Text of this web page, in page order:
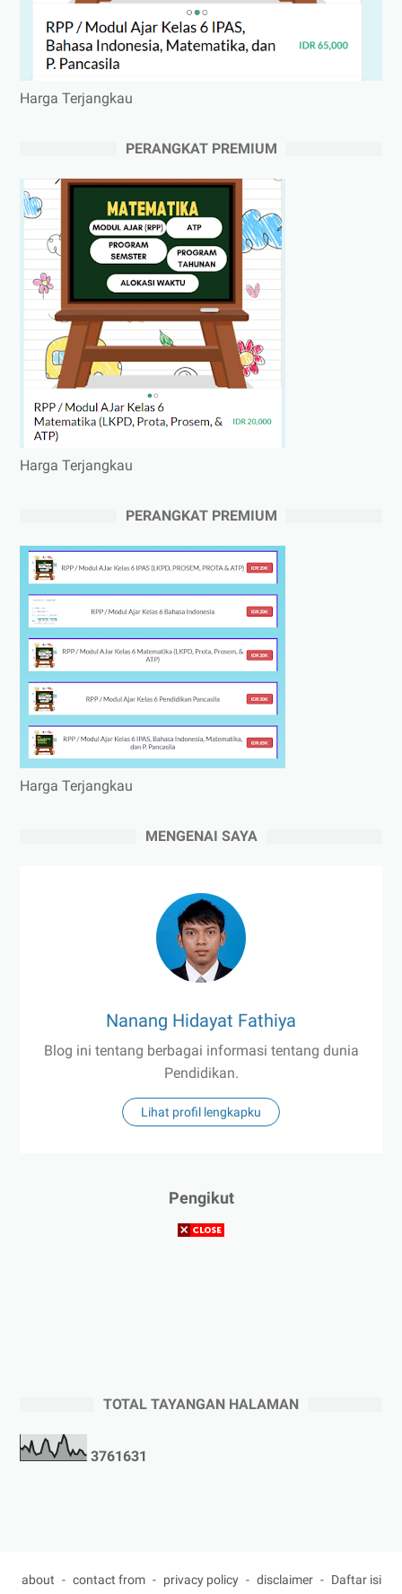
Harga Terjangkau
PERANGKAT PREMIUM
Harga Terjangkau
PERANGKAT PREMIUM
Harga Terjangkau
MENGENAI SAYA
Nanang Hidayat Fathiya
Blog ini tentang berbagai informasi tentang dunia
Pendidikan.
Lihat profil lengkapku
Pengikut
TOTAL TAYANGAN HALAMAN
3761631
about contact from privacy policy disclaimer Daftar isi